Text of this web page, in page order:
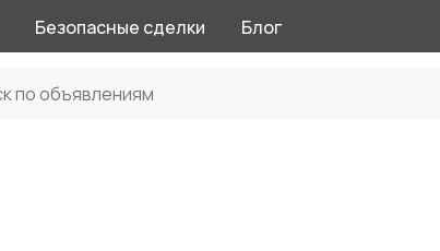
Безопасные сделки Блог